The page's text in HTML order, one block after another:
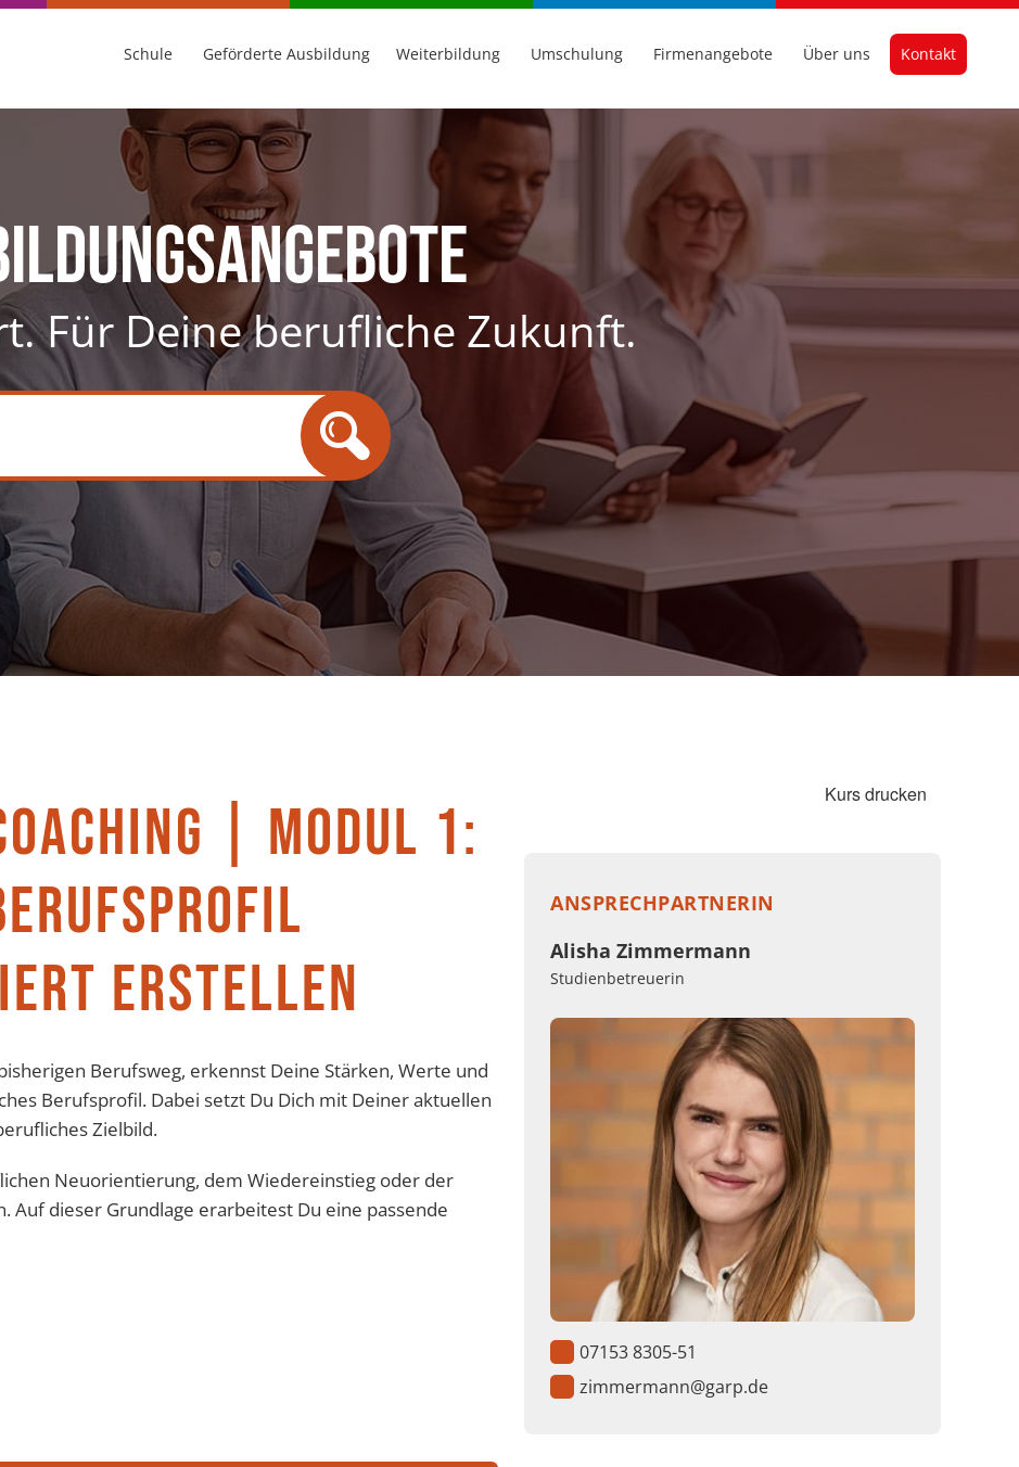
Schule Geförderte Ausbildung Weiterbildung Umschulung Firmenangebote Über uns Kontakt
Für Deine berufliche Zukunft.
| MODUL 1:
ERSTELLEN
Berufsweg, erkennst Deine Stärken, Werte und
Berufsprofil. Dabei setzt Du Dich mit Deiner aktuellen
Zielbild.
Neuorientierung, dem Wiedereinstieg oder der
Auf dieser Grundlage erarbeitest Du eine passende
Kurs drucken
ANSPRECHPARTNERIN
Alisha Zimmermann
Studienbetreuerin
07153 8305-51
zimmermann@garp.de